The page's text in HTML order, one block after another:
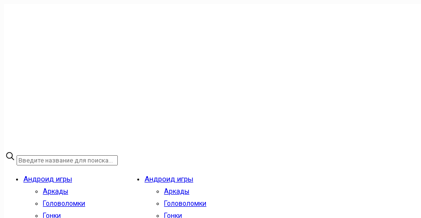
Андроид игры
Аркады
Головоломки
Гонки
Андроид игры
Аркады
Головоломки
Гонки